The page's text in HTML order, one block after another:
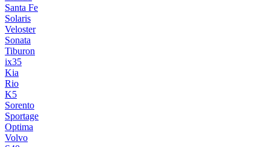
Santa Fe
Solaris
Veloster
Sonata
Tiburon
ix35
Kia
Rio
K5
Sorento
Sportage
Optima
Volvo